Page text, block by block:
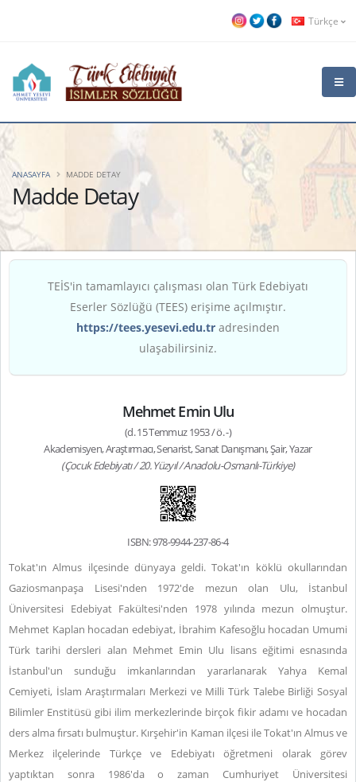
Türkçe
Madde Detay
ANASAYFA MADDE DETAY
TEİS'in tamamlayıcı çalışması olan Türk Edebiyatı
Eserler Sözlüğü (TEES) erişime açılmıştır.
https://tees.yesevi.edu.tr adresinden
ulaşabilirsiniz.
Mehmet Emin Ulu
(d. 15 Temmuz 1953 / ö. -)
Akademisyen, Araştırmacı, Senarist, Sanat Danışmanı, Şair, Yazar
(Çocuk Edebiyatı / 20. Yüzyıl / Anadolu-Osmanlı-Türkiye)
ISBN: 978-9944-237-86-4
Tokat'ın Almus ilçesinde dünyaya geldi. Tokat'ın köklü okullarından
Gaziosmanpaşa Lisesi'nden 1972'de mezun olan Ulu, İstanbul
Üniversitesi Edebiyat Fakültesi'nden 1978 yılında mezun olmuştur.
Mehmet Kaplan hocadan edebiyat, İbrahim Kafesoğlu hocadan Umumi
Türk tarihi dersleri alan Mehmet Emin Ulu lisans eğitimi esnasında
İstanbul'un sunduğu imkanlarından yararlanarak Yahya Kemal
Cemiyeti, İslam Araştırmaları Merkezi ve Milli Türk Talebe Birliği Sosyal
Bilimler Enstitüsü gibi ilim merkezlerinde birçok fikir adamı ve hocadan
ders alma fırsatı bulmuştur. Kırşehir'in Kaman ilçesi ile Tokat'ın Almus ve
Merkez ilçelerinde Türkçe ve Edebiyatı öğretmeni olarak görev
yaptıktan sonra 1986'da o zaman Cumhuriyet Üniversitesi